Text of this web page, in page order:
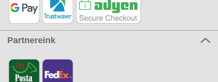
Partnereink